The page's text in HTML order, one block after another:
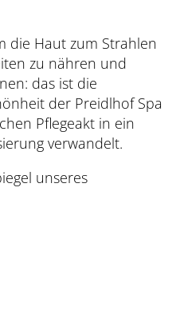
die Haut zum Strahlen
zu nähren und
das ist die
der Preidlhof Spa
Pflegeakt in ein
verwandelt.
unseres